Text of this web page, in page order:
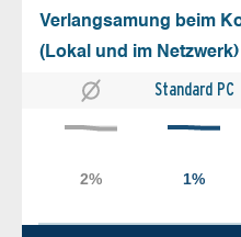
Verlangsamung beim
(Lokal und im Netzwerk)
Standard PC